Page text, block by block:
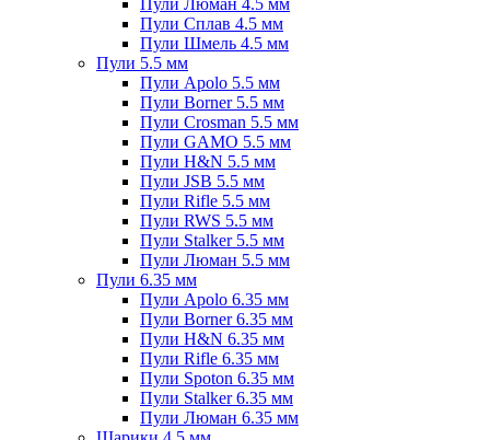
Пули Сплав 4.5 мм
Пули Шмель 4.5 мм
Пули 5.5 мм
Пули Apolo 5.5 мм
Пули Borner 5.5 мм
Пули Crosman 5.5 мм
Пули GAMO 5.5 мм
Пули H&N 5.5 мм
Пули JSB 5.5 мм
Пули Rifle 5.5 мм
Пули RWS 5.5 мм
Пули Stalker 5.5 мм
Пули Люман 5.5 мм
Пули 6.35 мм
Пули Apolo 6.35 мм
Пули Borner 6.35 мм
Пули H&N 6.35 мм
Пули Rifle 6.35 мм
Пули Spoton 6.35 мм
Пули Stalker 6.35 мм
Пули Люман 6.35 мм